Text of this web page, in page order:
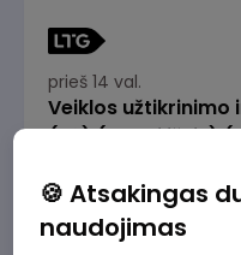
prieš 14 val.
Veiklos
(-ė) (Radviliškis)
2610 - 3910 €/mėn.
🍪 Atsakingas
naudojimas